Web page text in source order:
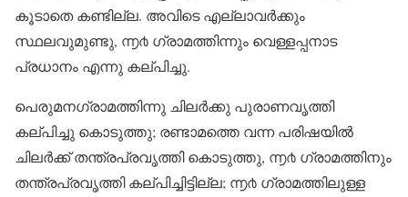
കൂടാതെ കണ്ടില്ല. അവിടെ എല്ലാവർക്കും
സ്ഥലവുമുണ്ടു, ൬൪ ഗ്രാമത്തിന്നും വെള്ളപ്പനാട
പ്രധാനം എന്നു കല്പിച്ചു.
പെരുമനഗ്രാമത്തിന്നു ചിലർക്കു പുരാണവൃത്തി
കല്പിച്ചു കൊടുത്തു; രണ്ടാമത്തെ വന്ന പരിഷയിൽ
ചിലർക്ക് തന്ത്രപ്രവൃത്തി കൊടുത്തു, ൬൪ ഗ്രാമത്തിനും
തന്ത്രപ്രവൃത്തി കല്പിച്ചിട്ടില്ല; ൬൪ ഗ്രാമത്തിലുള്ള